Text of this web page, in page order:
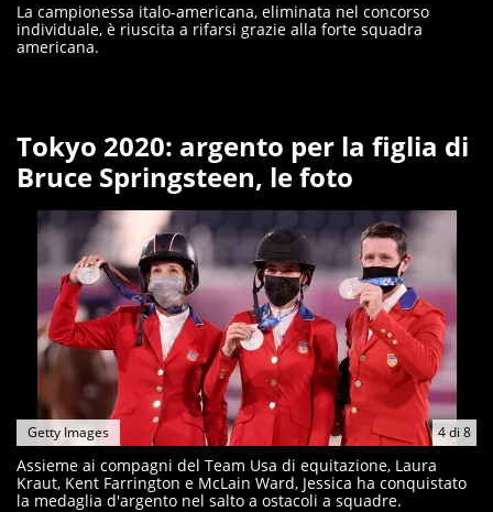
La campionessa italo-americana, eliminata nel concorso
individuale, è riuscita a rifarsi grazie alla forte squadra
americana.
Tokyo 2020: argento per la figlia di
Bruce Springsteen, le foto
4di 8
Getty Images
Assieme ai compagni del Team Usa di equitazione, Laura
Kraut, Kent Farrington e McLain Ward, Jessica ha conquistato
la medaglia d'argento nel salto a ostacoli a squadre.